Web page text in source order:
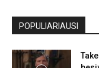
POPULIARIAUSI